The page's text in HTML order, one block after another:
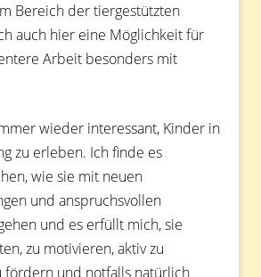
Bereich der tiergestützten
auch hier eine Möglichkeit für
Arbeit besonders mit
wieder interessant, Kinder in
zu erleben. Ich finde es
wie sie mit neuen
und anspruchsvollen
und es erfüllt mich, sie
zu motivieren, aktiv zu
fördern und notfalls natürlich